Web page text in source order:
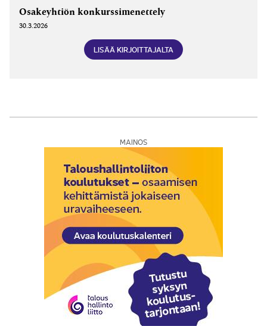
Osakeyhtiön konkurssimenettely
30.3.2026
LISÄÄ KIRJOITTAJALTA
MAINOS